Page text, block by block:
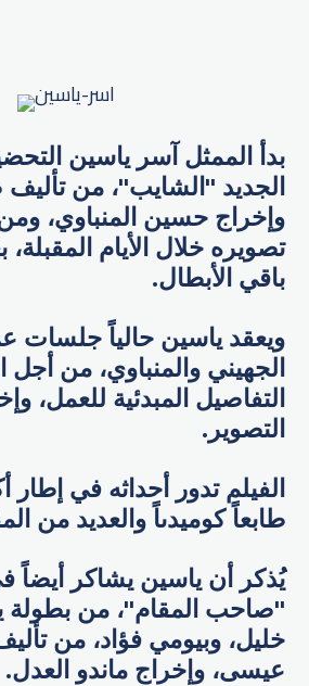
بدأ الممثل ​آسر ياسين​
الجديد "​الشايب​"، من
وإخراج ​حسين المنباوي​،
تصويره خلال الأيام
باقي الأبطال.
ويعقد ياسين حالياً جلسات
الجهيني والمنباوي، من أجل
التفاصيل المبدئية للعمل،
التصوير.
الفيلم تدور أحداثه في
طابعاً كوميدىاً والعديد من
يُذكر أن ياسين يشاكر أيضاً
"صاحب المقام"، من بطولة
خليل، وبيومي فؤاد، من
عيسى، وإخراج ماندو العدل.